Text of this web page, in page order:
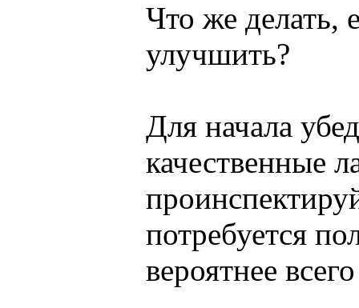
Что же делать,
улучшить?
Для начала
качественные
потребуется
вероятнее